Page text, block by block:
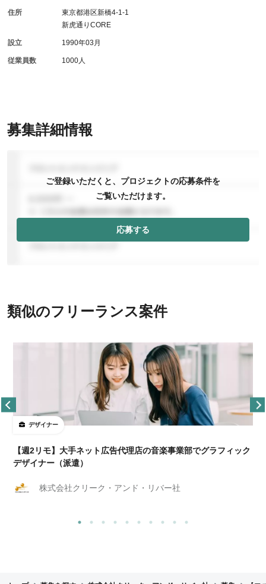
募集詳細情報
ご登録いただくと、プロジェクトの応募条件を
ご覧いただけます。
応募する
住所
東京都港区新橋4-1-1
新虎通りCORE
設立 1990年03月
従業員数 1000人
類似のフリーランス案件
デザイナー
【週2リモ】大手ネット広告代理店の音楽事業部でグラフィック
デザイナー（派遣）
株式会社クリーク・アンド・リバー社